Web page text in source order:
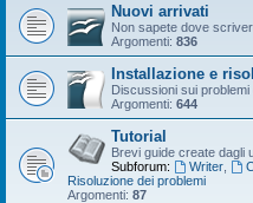
Nuovi arrivati
Non sapete dove
Argomenti: 836
Installazione e
Discussioni sui
Argomenti: 644
Tutorial
Brevi guide create dagli
Subforum:
Writer,
Risoluzione dei problemi
Argomenti: 87